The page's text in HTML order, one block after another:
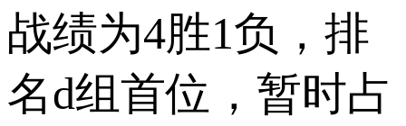
战绩为4胜1负，排
名d组首位，暂时占